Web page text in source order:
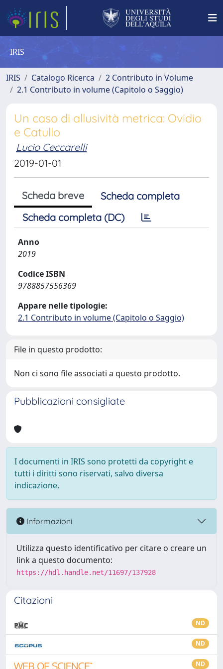
IRIS
IRIS Catalogo Ricerca
2 Contributo in Volume
2.1 Contributo in volume (Capitolo o Saggio)
Un caso di allusività metrica: Ovidio
e Catullo
Lucio Ceccarelli
2019-01-01
Scheda breve
Scheda completa
Scheda completa (DC)
Anno
2019
Codice ISBN
9788857556369
Appare nelle tipologie:
2.1 Contributo in volume (Capitolo o Saggio)
File in questo prodotto:
Non ci sono file associati a questo prodotto.
Pubblicazioni consigliate
I documenti in IRIS sono protetti da copyright e
tutti i diritti sono riservati, salvo diversa
indicazione.
Informazioni
Utilizza questo identificativo per citare o creare un
link a questo documento:
https://hdl.handle.net/11697/137928
Citazioni
ND
ND
ND